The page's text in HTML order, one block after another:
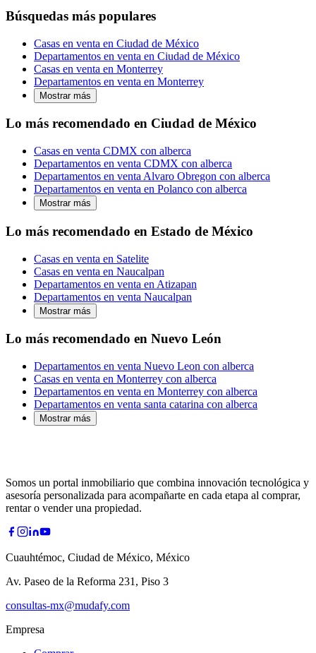
Búsquedas más populares
Casas en venta en Ciudad de México
Departamentos en venta en Ciudad de México
Casas en venta en Monterrey
Departamentos en venta en Monterrey
Mostrar más
Lo más recomendado en Ciudad de México
Casas en venta CDMX con alberca
Departamentos en venta CDMX con alberca
Departamentos en venta Alvaro Obregon con alberca
Departamentos en venta en Polanco con alberca
Mostrar más
Lo más recomendado en Estado de México
Casas en venta en Satelite
Casas en venta en Naucalpan
Departamentos en venta en Atizapan
Departamentos en venta Naucalpan
Mostrar más
Lo más recomendado en Nuevo León
Departamentos en venta Nuevo Leon con alberca
Casas en venta en Monterrey con alberca
Departamentos en venta en Monterrey con alberca
Departamentos en venta santa catarina con alberca
Mostrar más
Somos un portal inmobiliario que combina innovación tecnológica y
asesoría personalizada para acompañarte en cada etapa al comprar,
rentar o vender una propiedad.
Cuauhtémoc, Ciudad de México, México
Av. Paseo de la Reforma 231, Piso 3
consultas-mx@mudafy.com
Empresa